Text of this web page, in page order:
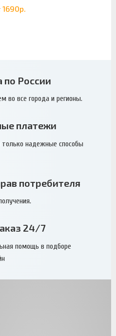
1690р.
по России
во все города и регионы.
платежи
только надежные способы
потребителя
24/7
помощь в подборе